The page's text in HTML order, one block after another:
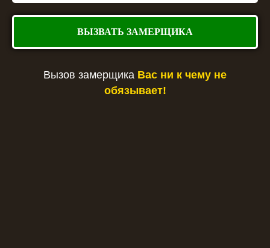
ВЫЗВАТЬ ЗАМЕРЩИКА
Вызов замерщика Вас ни к чему не
обязывает!